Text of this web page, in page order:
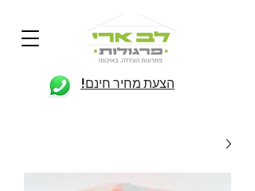
הצעת מחיר חינם!